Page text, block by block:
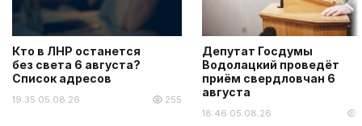
Кто в ЛНР останется
без света 6 августа?
Список адресов
19:35 05.08.26 255
Депутат Госдумы
Водолацкий проведёт
приём свердловчан 6
августа
18:46 05.08.26